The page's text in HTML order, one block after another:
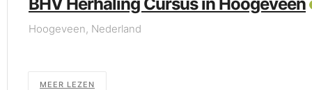
Hoogeveen, Nederland
MEER LEZEN